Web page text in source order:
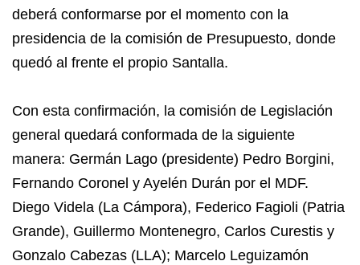
deberá conformarse por el momento con la
presidencia de la comisión de Presupuesto, donde
quedó al frente el propio Santalla.
Con esta confirmación, la comisión de Legislación
general quedará conformada de la siguiente
manera: Germán Lago (presidente) Pedro Borgini,
Fernando Coronel y Ayelén Durán por el MDF.
Diego Videla (La Cámpora), Federico Fagioli (Patria
Grande), Guillermo Montenegro, Carlos Curestis y
Gonzalo Cabezas (LLA); Marcelo Leguizamón